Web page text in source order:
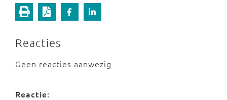
Reacties
Geen reacties aanwezig
Reactie: